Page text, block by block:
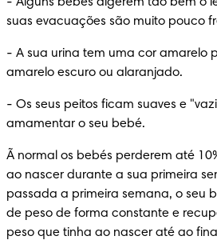
suas evacuações são muito pouco
- A sua urina tem uma cor amarelo
amarelo escuro ou alaranjado.
- Os seus peitos ficam suaves e
amamentar o seu bebé.
Ã normal os bebés perderem até
ao nascer durante a sua primeira
passada a primeira semana, o seu
de peso de forma constante e
peso que tinha ao nascer até ao